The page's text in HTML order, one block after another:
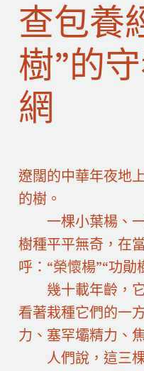
查包養
樹”的
網
遼闊的中華年夜地
的樹。
一棵小葉楊、一
樹種平平無奇，在
呼：“榮懷楊”“功勛
幾十載年齡，它
看著栽種它們的一
力、塞罕壩精力、
人們說，這三棵